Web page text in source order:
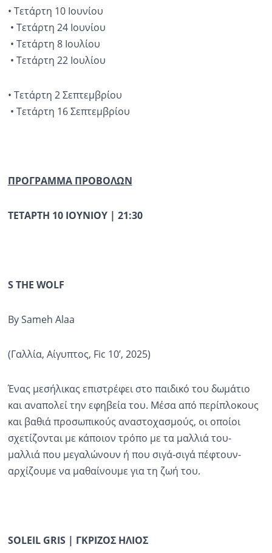
• Τετάρτη 10 Ιουνίου
• Τετάρτη 24 Ιουνίου
• Τετάρτη 8 Ιουλίου
• Τετάρτη 22 Ιουλίου
• Τετάρτη 2 Σεπτεμβρίου
• Τετάρτη 16 Σεπτεμβρίου
ΠΡΟΓΡΑΜΜΑ ΠΡΟΒΟΛΩΝ
ΤΕΤΑΡΤΗ 10 ΙΟΥΝΙΟΥ | 21:30
S THE WOLF
By Sameh Alaa
(Γαλλία, Αίγυπτος, Fic 10’, 2025)
Ένας μεσήλικας επιστρέφει στο παιδικό του δωμάτιο
και αναπολεί την εφηβεία του. Μέσα από περίπλοκους
και βαθιά προσωπικούς αναστοχασμούς, οι οποίοι
σχετίζονται με κάποιον τρόπο με τα μαλλιά του-
μαλλιά που μεγαλώνουν ή που σιγά-σιγά πέφτουν-
αρχίζουμε να μαθαίνουμε για τη ζωή του.
SOLEIL GRIS | ΓΚΡIΖΟΣ HΛΙΟΣ